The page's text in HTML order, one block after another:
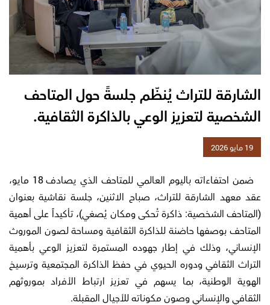
الشارقة للتراث يُنظّم جلسةً حول المتاحف
الشخصية لتعزيز الوعي بالذاكرة الثقافية.
19 مايو 2026
ضمن احتفاءاته باليوم العالمي للمتاحف الذي يصادف 18 مايو،
عقد معهد الشارقة للتراث، صباح الاثنين، جلسة نقاشية بعنوان
(المتاحف الشخصية: ذاكرة تُحكى ومكان يُصغي)، تأكيداً على أهمية
المتاحف بوصفها حاضنة للذاكرة الثقافية ومساحة لصون الموروث
الإنساني، وذلك في إطار جهوده المستمرة لتعزيز الوعي بأهمية
التراث الثقافي ودوره الحيوي في حفظ الذاكرة المجتمعية وترسيخ
الهوية الوطنية، بما يسهم في تعزيز ارتباط الأفراد بموروثهم
الثقافي والإنساني وصون مكوناته للأجيال المقبلة.